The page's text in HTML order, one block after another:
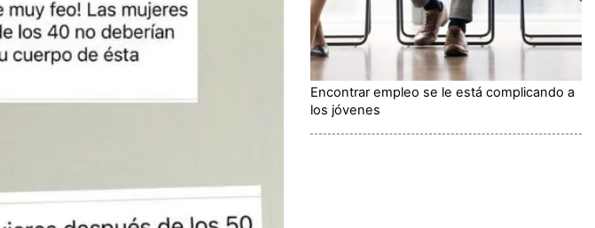
Encontrar empleo se le está complicando a
los jóvenes